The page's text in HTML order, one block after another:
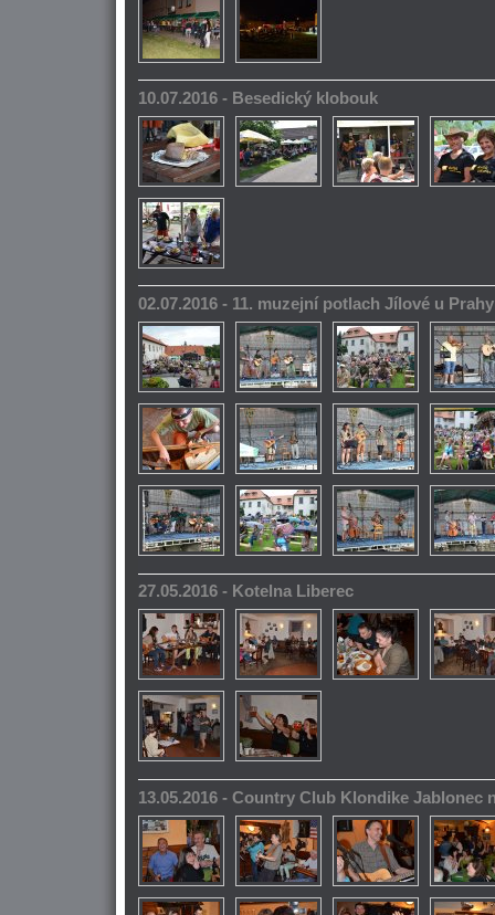
10.07.2016 - Besedický klobouk
02.07.2016 - 11. muzejní potlach Jílové u Prahy
27.05.2016 - Kotelna Liberec
13.05.2016 - Country Club Klondike Jablonec